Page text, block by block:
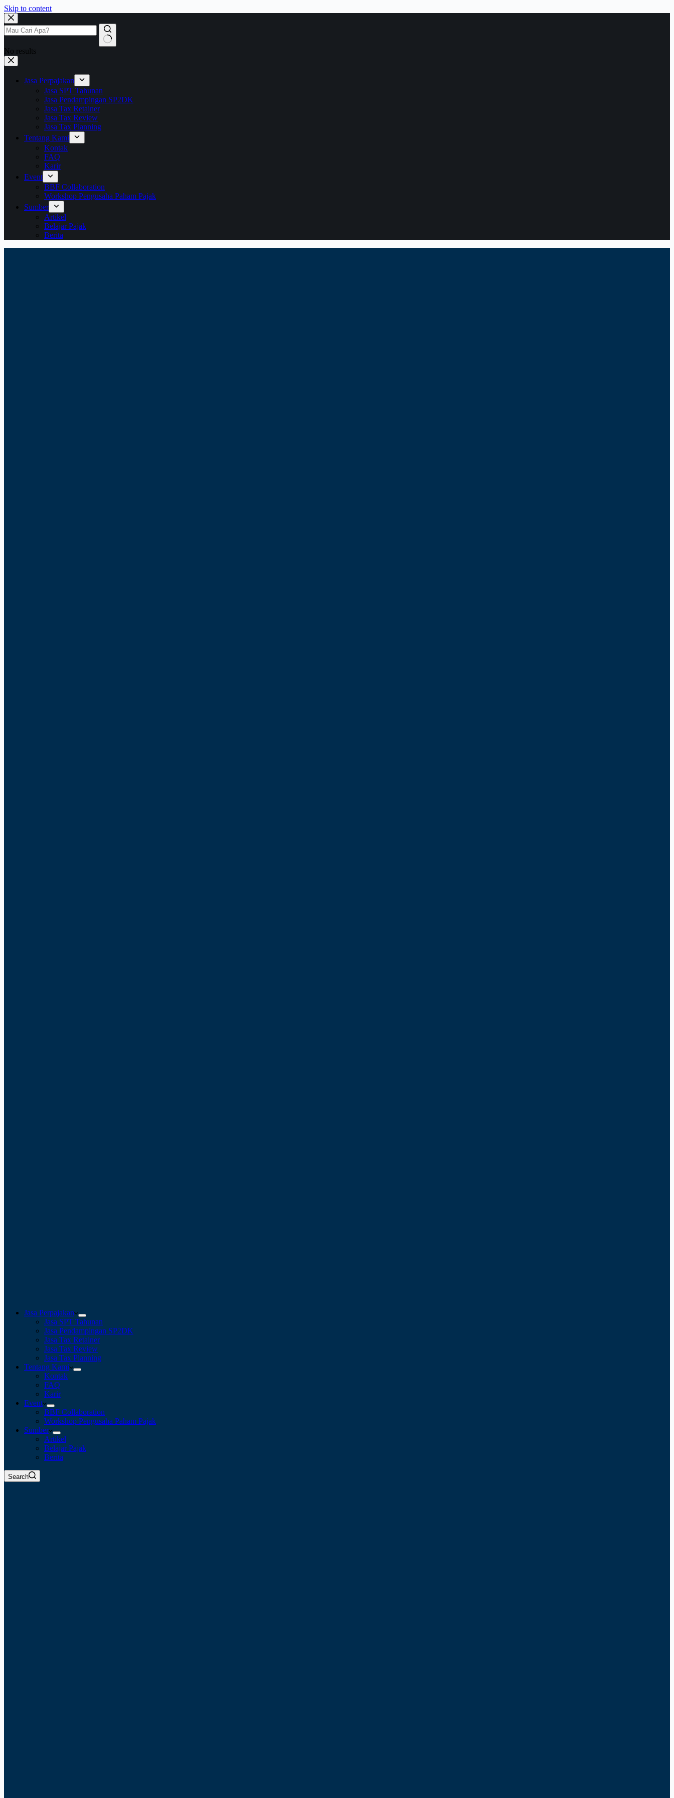
Skip to content
No results
Jasa Perpajakan
Jasa SPT Tahunan
Jasa Pendampingan SP2DK
Jasa Tax Retainer
Jasa Tax Review
Jasa Tax Planning
Tentang Kami
Kontak
FAQ
Karir
Event
BBF Collaboration
Workshop Pengusaha Paham Pajak
Sumber
Artikel
Belajar Pajak
Berita
Jasa Perpajakan
Jasa SPT Tahunan
Jasa Pendampingan SP2DK
Jasa Tax Retainer
Jasa Tax Review
Jasa Tax Planning
Tentang Kami
Kontak
FAQ
Karir
Event
BBF Collaboration
Workshop Pengusaha Paham Pajak
Sumber
Artikel
Belajar Pajak
Berita
Search